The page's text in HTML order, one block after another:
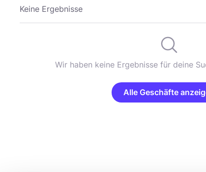
Keine Ergebnisse
Wir haben keine Ergebnisse für deine
Alle Geschäfte